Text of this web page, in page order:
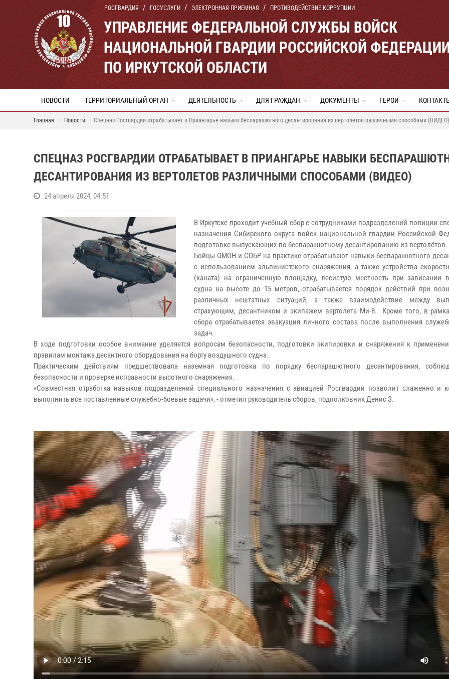
РОСГВАРДИЯ ГОСУСЛУГИ ЭЛЕКТРОННАЯ ПРИЕМНАЯ ПРОТИВОДЕЙСТВИЕ КОРРУПЦИИ
УПРАВЛЕНИЕ ФЕДЕРАЛЬНОЙ СЛУЖБЫ ВОЙСК
НАЦИОНАЛЬНОЙ ГВАРДИИ РОССИЙСКОЙ
ПО ИРКУТСКОЙ ОБЛАСТИ
НОВОСТИ ТЕРРИТОРИАЛЬНЫЙ ОРГАН ДЕЯТЕЛЬНОСТЬ ДЛЯ ГРАЖДАН ДОКУМЕНТЫ ГЕРОИ
Главная Новости Спецназ Росгвардии отрабатывает в Приангарье навыки беспарашютного десантирования из вертолетов различными способами (ВИДЕО)
СПЕЦНАЗ РОСГВАРДИИ ОТРАБАТЫВАЕТ В ПРИАНГАРЬЕ НАВЫКИ
ДЕСАНТИРОВАНИЯ ИЗ ВЕРТОЛЕТОВ РАЗЛИЧНЫМИ СПОСОБАМИ (ВИДЕО)
24 апреля 2024, 04:51
В Иркутске проходит учебный сбор с сотрудниками подразделений полиции
назначения Сибирского округа войск национальной гвардии Российской
подготовке выпускающих по беспарашютному десантированию из вертолётов.
Бойцы ОМОН и СОБР на практике отрабатывают навыки беспарашютного
с использованием альпинистского снаряжения, а также устройства
(каната) на ограниченную площадку, лесистую местность при зависании
судна на высоте до 15 метров, отрабатывается порядок действий при
различных нештатных ситуаций, а также взаимодействие между
страхующим, десантником и экипажем вертолета Ми-8. Кроме того, в
сбора отрабатывается эвакуация личного состава после выполнения
задач.
В ходе подготовки особое внимание уделяется вопросам безопасности, подготовки экипировки и снаряжения к
правилам монтажа десантного оборудования на борту воздушного судна.
Практическим действиям предшествовала наземная подготовка по порядку беспарашютного десантирования,
безопасности и проверке исправности высотного снаряжения.
«Совместная отработка навыков подразделений специального назначения с авиацией Росгвардии позволит слаженно и
выполнить все поставленные служебно-боевые задачи», - отметил руководитель сборов, подполковник Денис З.